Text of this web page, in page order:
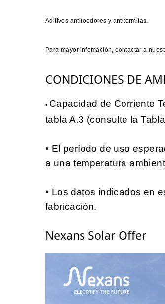
Aditivos antiroedores y antitermitas.
Para mayor infomación, contactar a
CONDICIONES DE
• Capacidad de Corriente
tabla A.3 (consulte la
• El período de uso
a una temperatura
• Los datos indicados en
fabricación.
Nexans Solar Offer